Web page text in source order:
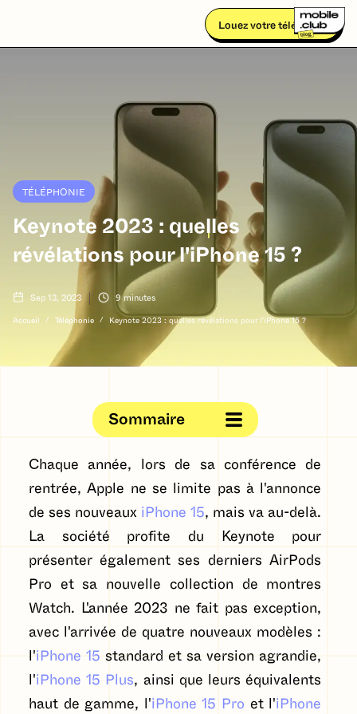
Louez votre téléphone
TÉLÉPHONIE
Keynote 2023 : quelles
révélations pour l'iPhone 15 ?
Sep 13, 2023 9minutes
Accueil / Téléphonie / Keynote 2023 : quelles révélations pour l'iPhone 15 ?
Sommaire
Chaque année, lors de sa conférence de
rentrée, Apple ne se limite pas à l'annonce
de ses nouveaux iPhone 15, mais va au-delà.
La société profite du Keynote pour
présenter également ses derniers AirPods
Pro et sa nouvelle collection de montres
Watch. L'année 2023 ne fait pas exception,
avec l'arrivée de quatre nouveaux modèles :
l'iPhone 15 standard et sa version agrandie,
l'iPhone 15 Plus, ainsi que leurs équivalents
haut de gamme, l'iPhone 15 Pro et l'iPhone